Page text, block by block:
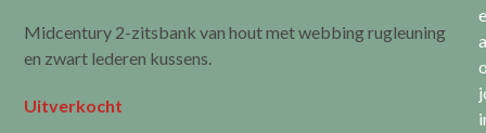
Midcentury 2-zitsbank van hout met webbing rugleuning
en zwart lederen kussens.
Uitverkocht